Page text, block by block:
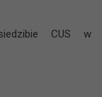
CUS w